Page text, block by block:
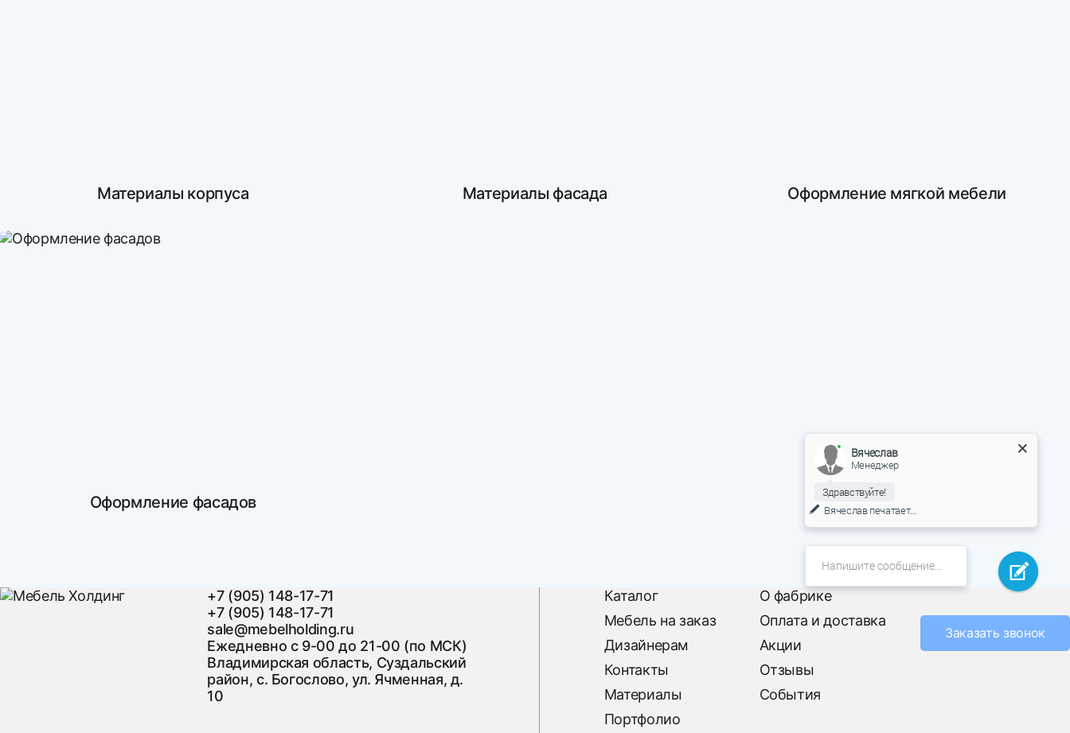
Материалы корпуса Материалы фасада Оформление мягкой мебели
Оформление фасадов
+7 (905) 148-17-71
+7 (905) 148-17-71
sale@mebelholding.ru
Ежедневно с 9-00 до 21-00 (по МСК)
Владимирская область, Суздальский
район, с. Богослово, ул. Ячменная, д.
10
Каталог
Мебель на заказ
Дизайнерам
Контакты
Материалы
Портфолио
О фабрике
Оплата и доставка
Акции
Отзывы
События
Заказать звонок
Вячеслав
Менеджер
Здравствуйте!
Вячеславпечатает...